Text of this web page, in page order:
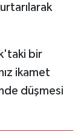
bir
ikamet
düşmesi